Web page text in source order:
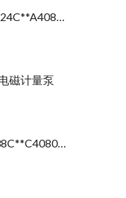
SEKO赛高MM1D124C**A40800机械隔膜计量泵
磁计量泵
SEKO赛高MS1C138C**C4080机械隔膜计量泵